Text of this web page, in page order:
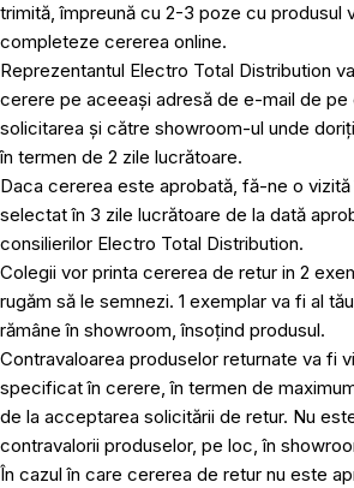
trimită, împreună cu 2-3 poze cu produsul
completeze cererea online.
Reprezentantul Electro Total Distribution
cerere pe aceeași adresă de e-mail de
solicitarea și către showroom-ul unde
în termen de 2 zile lucrătoare.
Daca cererea este aprobată, fă-ne o
selectat în 3 zile lucrătoare de la dată
consilierilor Electro Total Distribution.
Colegii vor printa cererea de retur in 2
rugăm să le semnezi. 1 exemplar va fi al
rămâne în showroom, însoțind produsul.
Contravaloarea produselor returnate va fi
specificat în cerere, în termen de
de la acceptarea solicitării de retur. Nu
contravalorii produselor, pe loc, în
În cazul în care cererea de retur nu este